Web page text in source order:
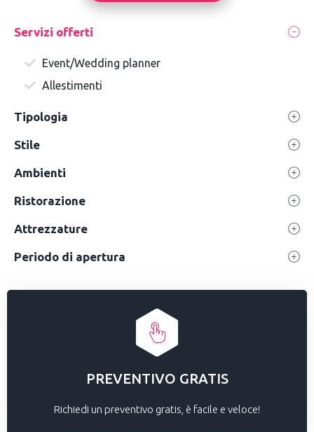
Servizi offerti
Event/Wedding planner
Allestimenti
Tipologia
Stile
Ambienti
Ristorazione
Attrezzature
Periodo di apertura
PREVENTIVO GRATIS
Richiedi un preventivo gratis, è facile e veloce!